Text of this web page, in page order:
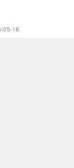
05-18